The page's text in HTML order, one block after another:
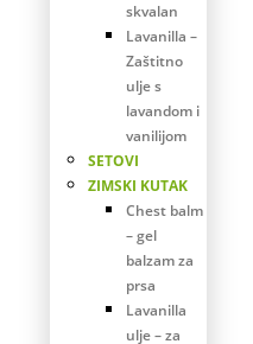
skvalan
Lavanilla –
Zaštitno
ulje s
lavandom i
vanilijom
SETOVI
ZIMSKI KUTAK
Chest balm
– gel
balzam za
prsa
Lavanilla
ulje – za